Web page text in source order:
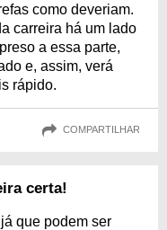
como deveriam.
carreira há um lado
a essa parte,
e, assim, verá
rápido.
COMPARTILHAR
certa!
que podem ser